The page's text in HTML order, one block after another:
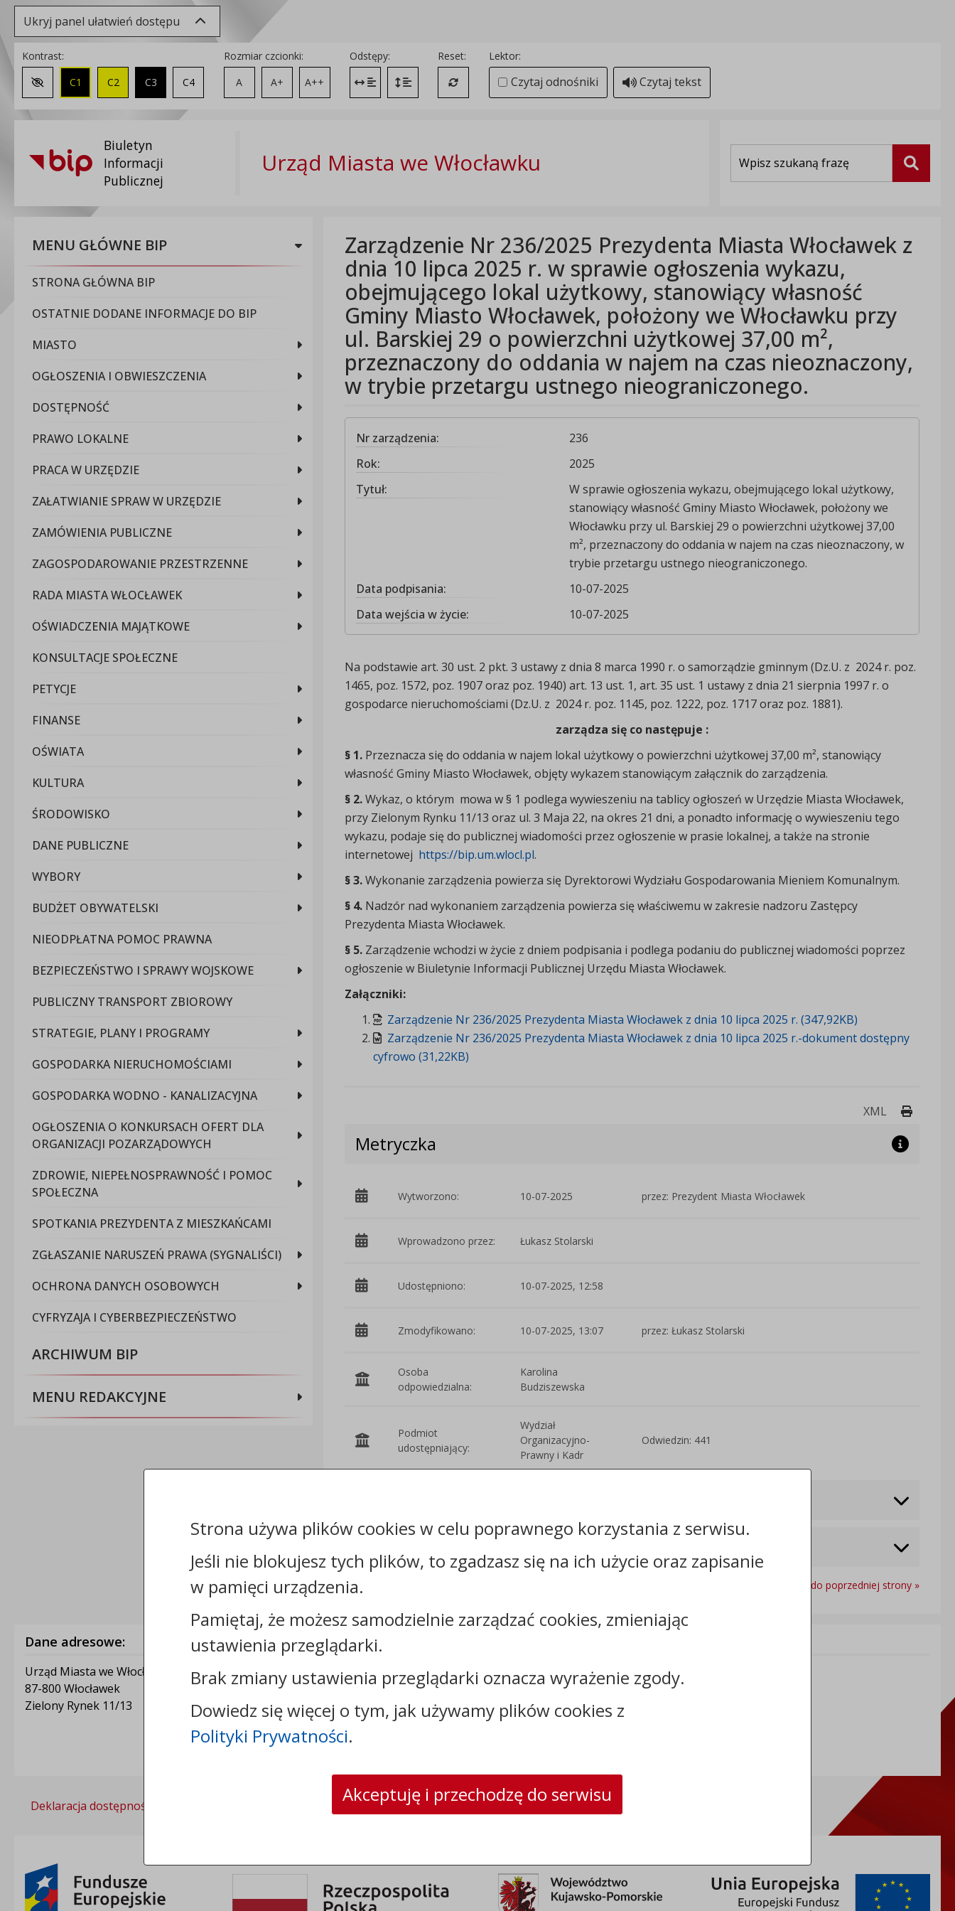
Ukryj panel ułatwień dostępu
Kontrast:
Zmień kontrast na domyślny
C1 C2 C3 C4
Rozmiar czcionki:
A
A+ A++
Odstępy:
Zmień odstęp między literami
Zmień interlinię i margines między paragrafami
Reset:
Przywróć ustawienia domyślne
Lektor:
Czytaj odnośniki Czytaj tekst
Biuletyn
Informacji
Publicznej
Urząd Miasta we Włocławku Szukaj
MENU GŁÓWNE BIP
STRONA GŁÓWNA BIP
OSTATNIE DODANE INFORMACJE DO BIP
MIASTO
OGŁOSZENIA I OBWIESZCZENIA
DOSTĘPNOŚĆ
PRAWO LOKALNE
PRACA W URZĘDZIE
ZAŁATWIANIE SPRAW W URZĘDZIE
ZAMÓWIENIA PUBLICZNE
ZAGOSPODAROWANIE PRZESTRZENNE
RADA MIASTA WŁOCŁAWEK
OŚWIADCZENIA MAJĄTKOWE
KONSULTACJE SPOŁECZNE
PETYCJE
FINANSE
OŚWIATA
KULTURA
ŚRODOWISKO
DANE PUBLICZNE
WYBORY
BUDŻET OBYWATELSKI
NIEODPŁATNA POMOC PRAWNA
BEZPIECZEŃSTWO I SPRAWY WOJSKOWE
PUBLICZNY TRANSPORT ZBIOROWY
STRATEGIE, PLANY I PROGRAMY
GOSPODARKA NIERUCHOMOŚCIAMI
GOSPODARKA WODNO - KANALIZACYJNA
OGŁOSZENIA O KONKURSACH OFERT DLA
ORGANIZACJI POZARZĄDOWYCH
ZDROWIE, NIEPEŁNOSPRAWNOŚĆ I POMOC
SPOŁECZNA
SPOTKANIA PREZYDENTA Z MIESZKAŃCAMI
ZGŁASZANIE NARUSZEŃ PRAWA (SYGNALIŚCI)
OCHRONA DANYCH OSOBOWYCH
CYFRYZAJA I CYBERBEZPIECZEŃSTWO
ARCHIWUM BIP
MENU REDAKCYJNE
Zarządzenie Nr 236/2025 Prezydenta Miasta Włocławek z
dnia 10 lipca 2025 r. w sprawie ogłoszenia wykazu,
obejmującego lokal użytkowy, stanowiący własność
Gminy Miasto Włocławek, położony we Włocławku przy
ul. Barskiej 29 o powierzchni użytkowej 37,00 m²,
przeznaczony do oddania w najem na czas nieoznaczony,
w trybie przetargu ustnego nieograniczonego.
Nr zarządzenia:
236
Rok:
2025
Tytuł:
W sprawie ogłoszenia wykazu, obejmującego lokal użytkowy,
stanowiący własność Gminy Miasto Włocławek, położony we
Włocławku przy ul. Barskiej 29 o powierzchni użytkowej 37,00
m², przeznaczony do oddania w najem na czas nieoznaczony, w
trybie przetargu ustnego nieograniczonego.
Data podpisania:
10-07-2025
Data wejścia w życie:
10-07-2025
Na podstawie art. 30 ust. 2 pkt. 3 ustawy z dnia 8 marca 1990 r. o samorządzie gminnym (Dz.U. z 2024 r. poz.
1465, poz. 1572, poz. 1907 oraz poz. 1940) art. 13 ust. 1, art. 35 ust. 1 ustawy z dnia 21 sierpnia 1997 r. o
gospodarce nieruchomościami (Dz.U. z 2024 r. poz. 1145, poz. 1222, poz. 1717 oraz poz. 1881).
zarządza się co następuje :
§ 1. Przeznacza się do oddania w najem lokal użytkowy o powierzchni użytkowej 37,00 m², stanowiący
własność Gminy Miasto Włocławek, objęty wykazem stanowiącym załącznik do zarządzenia.
§ 2.Wykaz, o którym mowa w § 1 podlega wywieszeniu na tablicy ogłoszeń w Urzędzie Miasta Włocławek,
przy Zielonym Rynku 11/13 oraz ul. 3 Maja 22, na okres 21 dni, a ponadto informację o wywieszeniu tego
wykazu, podaje się do publicznej wiadomości przez ogłoszenie w prasie lokalnej, a także na stronie
internetowej https://bip.um.wlocl.pl.
§ 3.Wykonanie zarządzenia powierza się Dyrektorowi Wydziału Gospodarowania Mieniem Komunalnym.
§ 4. Nadzór nad wykonaniem zarządzenia powierza się właściwemu w zakresie nadzoru Zastępcy
Prezydenta Miasta Włocławek.
§ 5. Zarządzenie wchodzi w życie z dniem podpisania i podlega podaniu do publicznej wiadomości poprzez
ogłoszenie w Biuletynie Informacji Publicznej Urzędu Miasta Włocławek.
Załączniki:
Zarządzenie Nr 236/2025 Prezydenta Miasta Włocławek z dnia 10 lipca 2025 r. (347,92KB)
Zarządzenie Nr 236/2025 Prezydenta Miasta Włocławek z dnia 10 lipca 2025 r.-dokument dostępny
cyfrowo (31,22KB)
XML Drukuj
Metryczka
Wytworzono: 10-07-2025 przez: Prezydent Miasta Włocławek
Wprowadzono przez: Łukasz Stolarski
Udostępniono: 10-07-2025, 12:58
Zmodyfikowano: 10-07-2025, 13:07 przez: Łukasz Stolarski
Osoba
odpowiedzialna:
Karolina
Budziszewska
Podmiot
udostępniający:
Wydział
Organizacyjno-
Prawny i Kadr
Odwiedzin: 441
Powrót do poprzedniej strony »
Dane adresowe:
Urząd Miasta we Włocławku
87-800 Włocławek
Zielony Rynek 11/13
Kontakt:
tel.: +48544144000
faks: +48544144444
e-mail:poczta@um.wloclawek.pl
skrytka ePUAP: /umwloclawek/SkrytkaESP lub
/umwloclawek/skrytka
NIP: 8883031255
REGON: 910866910
Deklaracja dostępności
Strona używa plików cookies w celu poprawnego korzystania z serwisu.
Jeśli nie blokujesz tych plików, to zgadzasz się na ich użycie oraz zapisanie
w pamięci urządzenia.
Pamiętaj, że możesz samodzielnie zarządzać cookies, zmieniając
ustawienia przeglądarki.
Brak zmiany ustawienia przeglądarki oznacza wyrażenie zgody.
Dowiedz się więcej o tym, jak używamy plików cookies z
Polityki Prywatności.
Akceptuję i przechodzę do serwisu